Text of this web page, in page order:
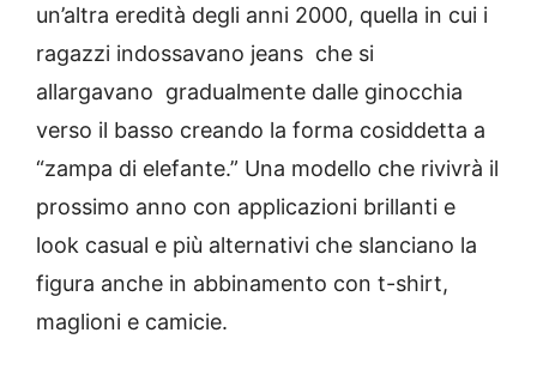
un’altra eredità degli anni 2000, quella in cui i
ragazzi indossavano jeans che si
allargavano gradualmente dalle ginocchia
verso il basso creando la forma cosiddetta a
“zampa di elefante.” Una modello che rivivrà il
prossimo anno con applicazioni brillanti e
look casual e più alternativi che slanciano la
figura anche in abbinamento con t-shirt,
maglioni e camicie.